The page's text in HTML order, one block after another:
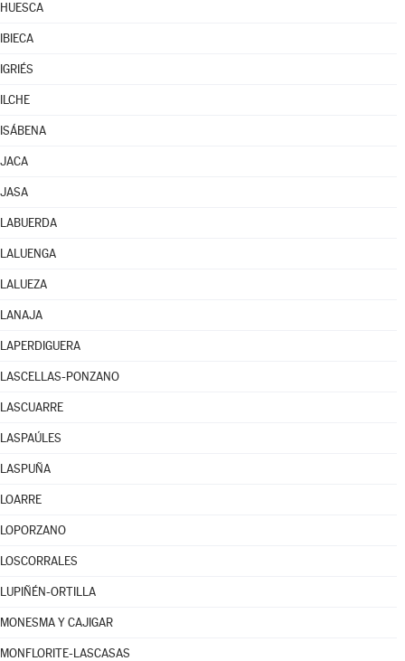
HUESCA
IBIECA
IGRIÉS
ILCHE
ISÁBENA
JACA
JASA
LABUERDA
LALUENGA
LALUEZA
LANAJA
LAPERDIGUERA
LASCELLAS-PONZANO
LASCUARRE
LASPAÚLES
LASPUÑA
LOARRE
LOPORZANO
LOSCORRALES
LUPIÑÉN-ORTILLA
MONESMA Y CAJIGAR
MONFLORITE-LASCASAS